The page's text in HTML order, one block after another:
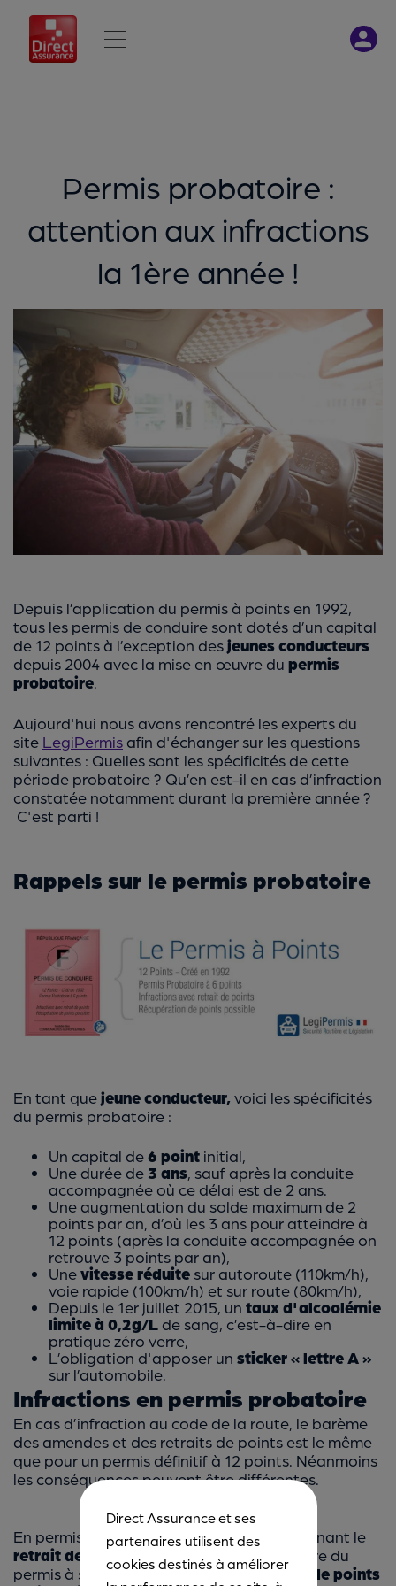
Permis probatoire :
attention aux infractions
la 1ère année !
Depuis l’application du permis à points en 1992,
tous les permis de conduire sont dotés d’un capital
de 12 points à l’exception desjeunes conducteurs
depuis 2004 avec la mise en œuvre du permis
probatoire
Aujourd'hui nous avons rencontré les experts du
site LegiPermis afin d'échanger sur les questions
suivantes : Quelles sont les spécificités de cette
période probatoire ? Qu’en est-il en cas d’infraction
constatée notamment durant la première année ?
C'est parti !
Rappels sur le permis probatoire
En tant quejeune conducteur,voici les spécificités
du permis probatoire :
Un capital de6 point initial,
Une durée de 3 ans , sauf après la conduite
accompagnée où ce délai est de 2 ans.
Une augmentation du solde maximum de 2
points par an, d’où les 3 ans pour atteindre à
12 points (après la conduite accompagnée on
retrouve 3 points par an),
Unevitesse réduite sur autoroute (110km/h),
voie rapide (100km/h) et sur route (80km/h),
Depuis le 1er juillet 2015, un taux d'alcoolémie
limite à 0,2g/L de sang, c’est-à-dire en
pratique zéro verre,
L’obligation d'apposer un sticker « lettre A »
sur l’automobile.
Infractions en permis probatoire
En cas d’infraction au code de la route, le barème
des amendes et des retraits de points est le même
que pour un permis définitif à 12 points. Néanmoins
les conséquences peuvent être différentes.
Stage obligatoire
En permis probatoire, une infraction entraînant le
retrait de 3 points ou plus
oblige le titulaire du
permis à suivre unstage de récupération de points
Direct Assurance et ses
partenaires utilisent des
cookies destinés à améliorer